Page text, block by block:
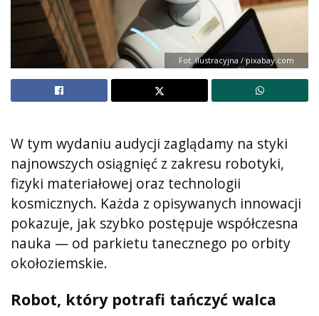
Fot. ilustracyjna / pixabay.com
W tym wydaniu audycji zaglądamy na styki
najnowszych osiągnięć z zakresu robotyki,
fizyki materiałowej oraz technologii
kosmicznych. Każda z opisywanych innowacji
pokazuje, jak szybko postępuje współczesna
nauka — od parkietu tanecznego po orbity
okołoziemskie.
Robot, który potrafi tańczyć walca